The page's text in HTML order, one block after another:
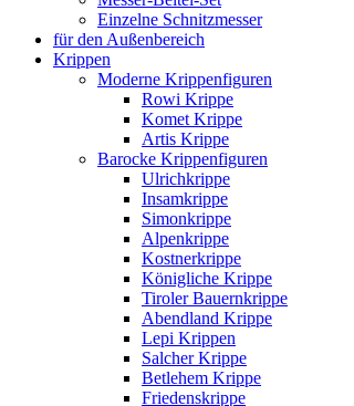
Einzelne Schnitzmesser
für den Außenbereich
Krippen
Moderne Krippenfiguren
Rowi Krippe
Komet Krippe
Artis Krippe
Barocke Krippenfiguren
Ulrichkrippe
Insamkrippe
Simonkrippe
Alpenkrippe
Kostnerkrippe
Königliche Krippe
Tiroler Bauernkrippe
Abendland Krippe
Lepi Krippen
Salcher Krippe
Betlehem Krippe
Friedenskrippe